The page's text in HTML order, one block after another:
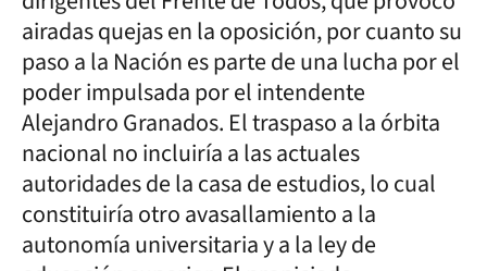
airadas quejas en la oposición, por cuanto su
paso a la Nación es parte de una lucha por el
poder impulsada por el intendente
Alejandro Granados. El traspaso a la órbita
nacional no incluiría a las actuales
autoridades de la casa de estudios, lo cual
constituiría otro avasallamiento a la
autonomía universitaria y a la ley de